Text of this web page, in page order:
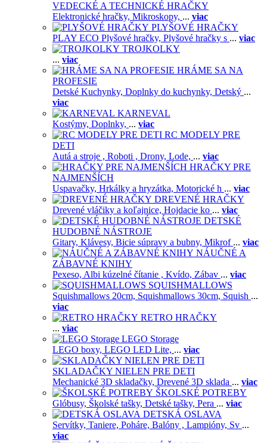
VEDECKÉ A TECHNICKÉ HRAČKY
Elektronické hračky, Mikroskopy, ... viac
PLYŠOVÉ HRAČKY
PLAY ECO Plyšové hračky, Plyšové hračky s ... viac
TROJKOLKY
... viac
HRÁME SA NA
PROFESIE
Detské Kuchynky, Doplnky do kuchynky, Detský ...
viac
KARNEVAL
Kostýmy, Doplnky, ... viac
RC MODELY PRE
DETI
Autá a stroje , Roboti , Drony, Lode, ... viac
HRAČKY PRE
NAJMENŠÍCH
Uspavačky, Hrkálky a hryzátka, Motorické h ... viac
DREVENÉ HRAČKY
Drevené vláčiky a koľajnice, Hojdacie ko ... viac
DETSKÉ
HUDOBNÉ NÁSTROJE
Gitary, Klávesy, Bicie súpravy a bubny, Mikrof ... viac
NÁUČNÉ A
ZÁBAVNÉ KNIHY
Pexeso, Albi kúzelné čítanie , Kvído, Zábav ... viac
SQUISHMALLOWS
Squishmallows 20cm, Squishmallows 30cm, Squish ...
viac
RETRO HRAČKY
... viac
LEGO Storage
LEGO boxy, LEGO LED Lite, ... viac
SKLADAČKY NIELEN PRE DETI
Mechanické 3D skladačky, Drevené 3D sklada ... viac
ŠKOLSKÉ POTREBY
Glóbusy, Školské tašky, Detské tašky, Pera ... viac
DETSKÁ OSLAVA
Servítky, Taniere, Poháre, Balóny , Lampióny, Sv ...
viac